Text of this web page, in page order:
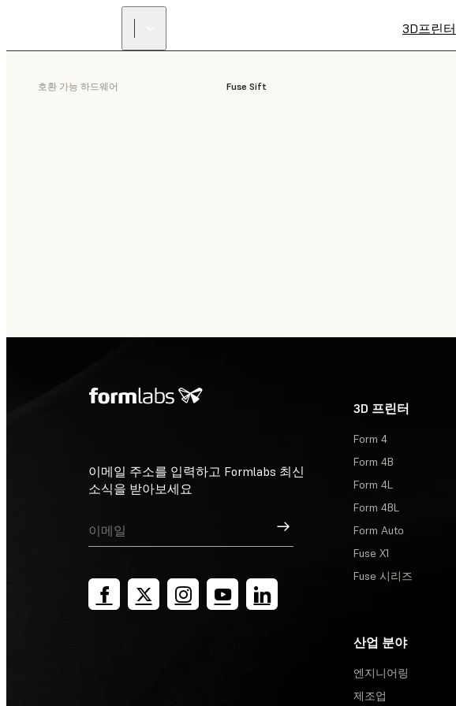
3D프린터
호환 가능 하드웨어 Fuse Sift
이메일 주소를 입력하고 Formlabs 최신
소식을 받아보세요
가입
3D 프린터
Form 4
Form 4B
Form 4L
Form 4BL
Form Auto
Fuse X1
Fuse 시리즈
산업 분야
엔지니어링
제조업